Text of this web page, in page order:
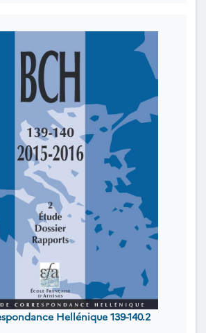
Hellénique 139-140.2